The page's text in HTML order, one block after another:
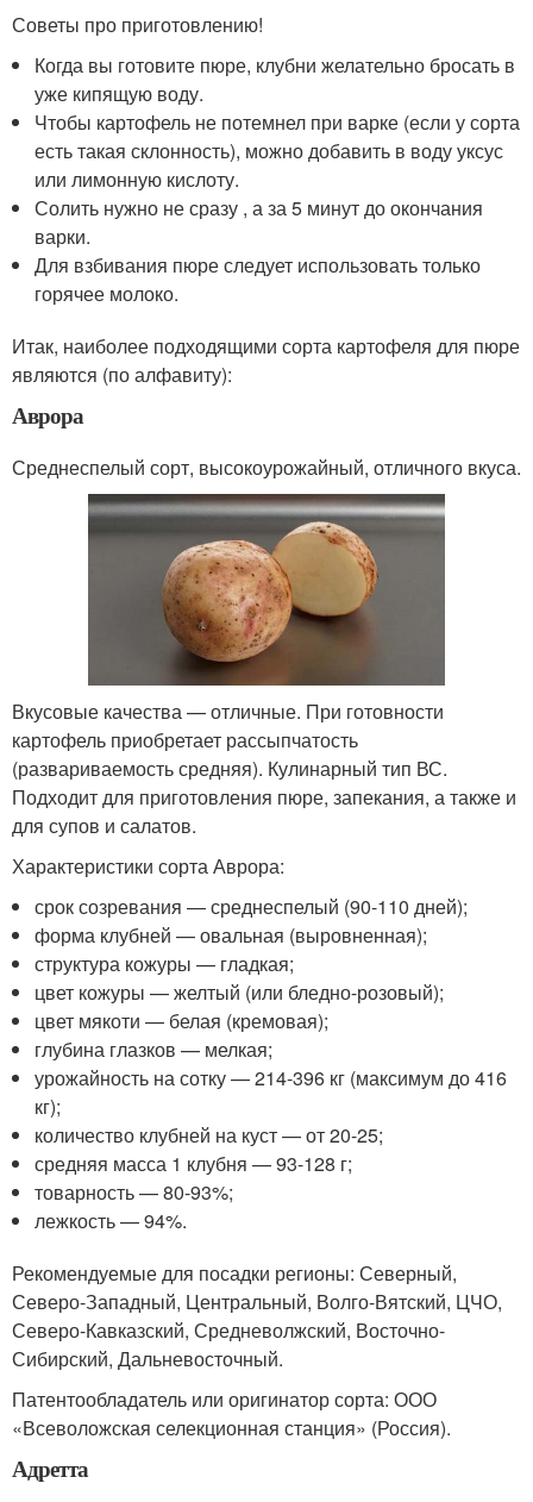
Советы про приготовлению!
Когда вы готовите пюре, клубни желательно бросать в
уже кипящую воду.
Чтобы картофель не потемнел при варке (если у сорта
есть такая склонность), можно добавить в воду уксус
или лимонную кислоту.
Солить нужно не сразу , а за 5 минут до окончания
варки.
Для взбивания пюре следует использовать только
горячее молоко.
Итак, наиболее подходящими сорта картофеля для пюре
являются (по алфавиту):
Аврора
Среднеспелый сорт, высокоурожайный, отличного вкуса.
Вкусовые качества — отличные. При готовности
картофель приобретает рассыпчатость
(развариваемость средняя). Кулинарный тип ВС.
Подходит для приготовления пюре, запекания, а также и
для супов и салатов.
Характеристики сорта Аврора:
срок созревания — среднеспелый (90-110 дней);
форма клубней — овальная (выровненная);
структура кожуры — гладкая;
цвет кожуры — желтый (или бледно-розовый);
цвет мякоти — белая (кремовая);
глубина глазков — мелкая;
урожайность на сотку — 214-396 кг (максимум до 416
кг);
количество клубней на куст — от 20-25;
средняя масса 1 клубня — 93-128 г;
товарность — 80-93%;
лежкость — 94%.
Рекомендуемые для посадки регионы: Северный,
Северо-Западный, Центральный, Волго-Вятский, ЦЧО,
Северо-Кавказский, Средневолжский, Восточно-
Сибирский, Дальневосточный.
Патентообладатель или оригинатор сорта: ООО
«Всеволожская селекционная станция» (Россия).
Адретта